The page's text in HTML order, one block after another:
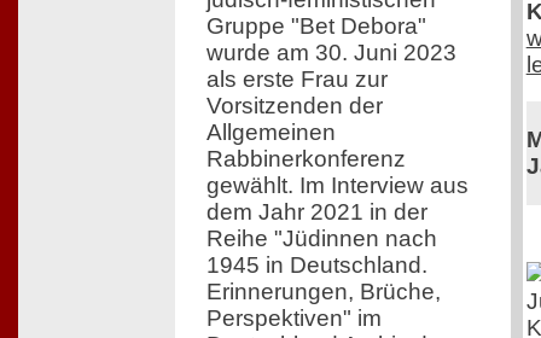
Gruppe "Bet Debora"
wurde am 30. Juni 2023
als erste Frau zur
Vorsitzenden der
Allgemeinen
Rabbinerkonferenz
gewählt. Im Interview aus
dem Jahr 2021 in der
Reihe "Jüdinnen nach
1945 in Deutschland.
Erinnerungen, Brüche,
Perspektiven" im